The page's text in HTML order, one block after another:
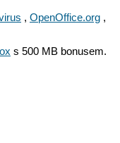
, OpenOffice.org ,
s 500 MB bonusem.